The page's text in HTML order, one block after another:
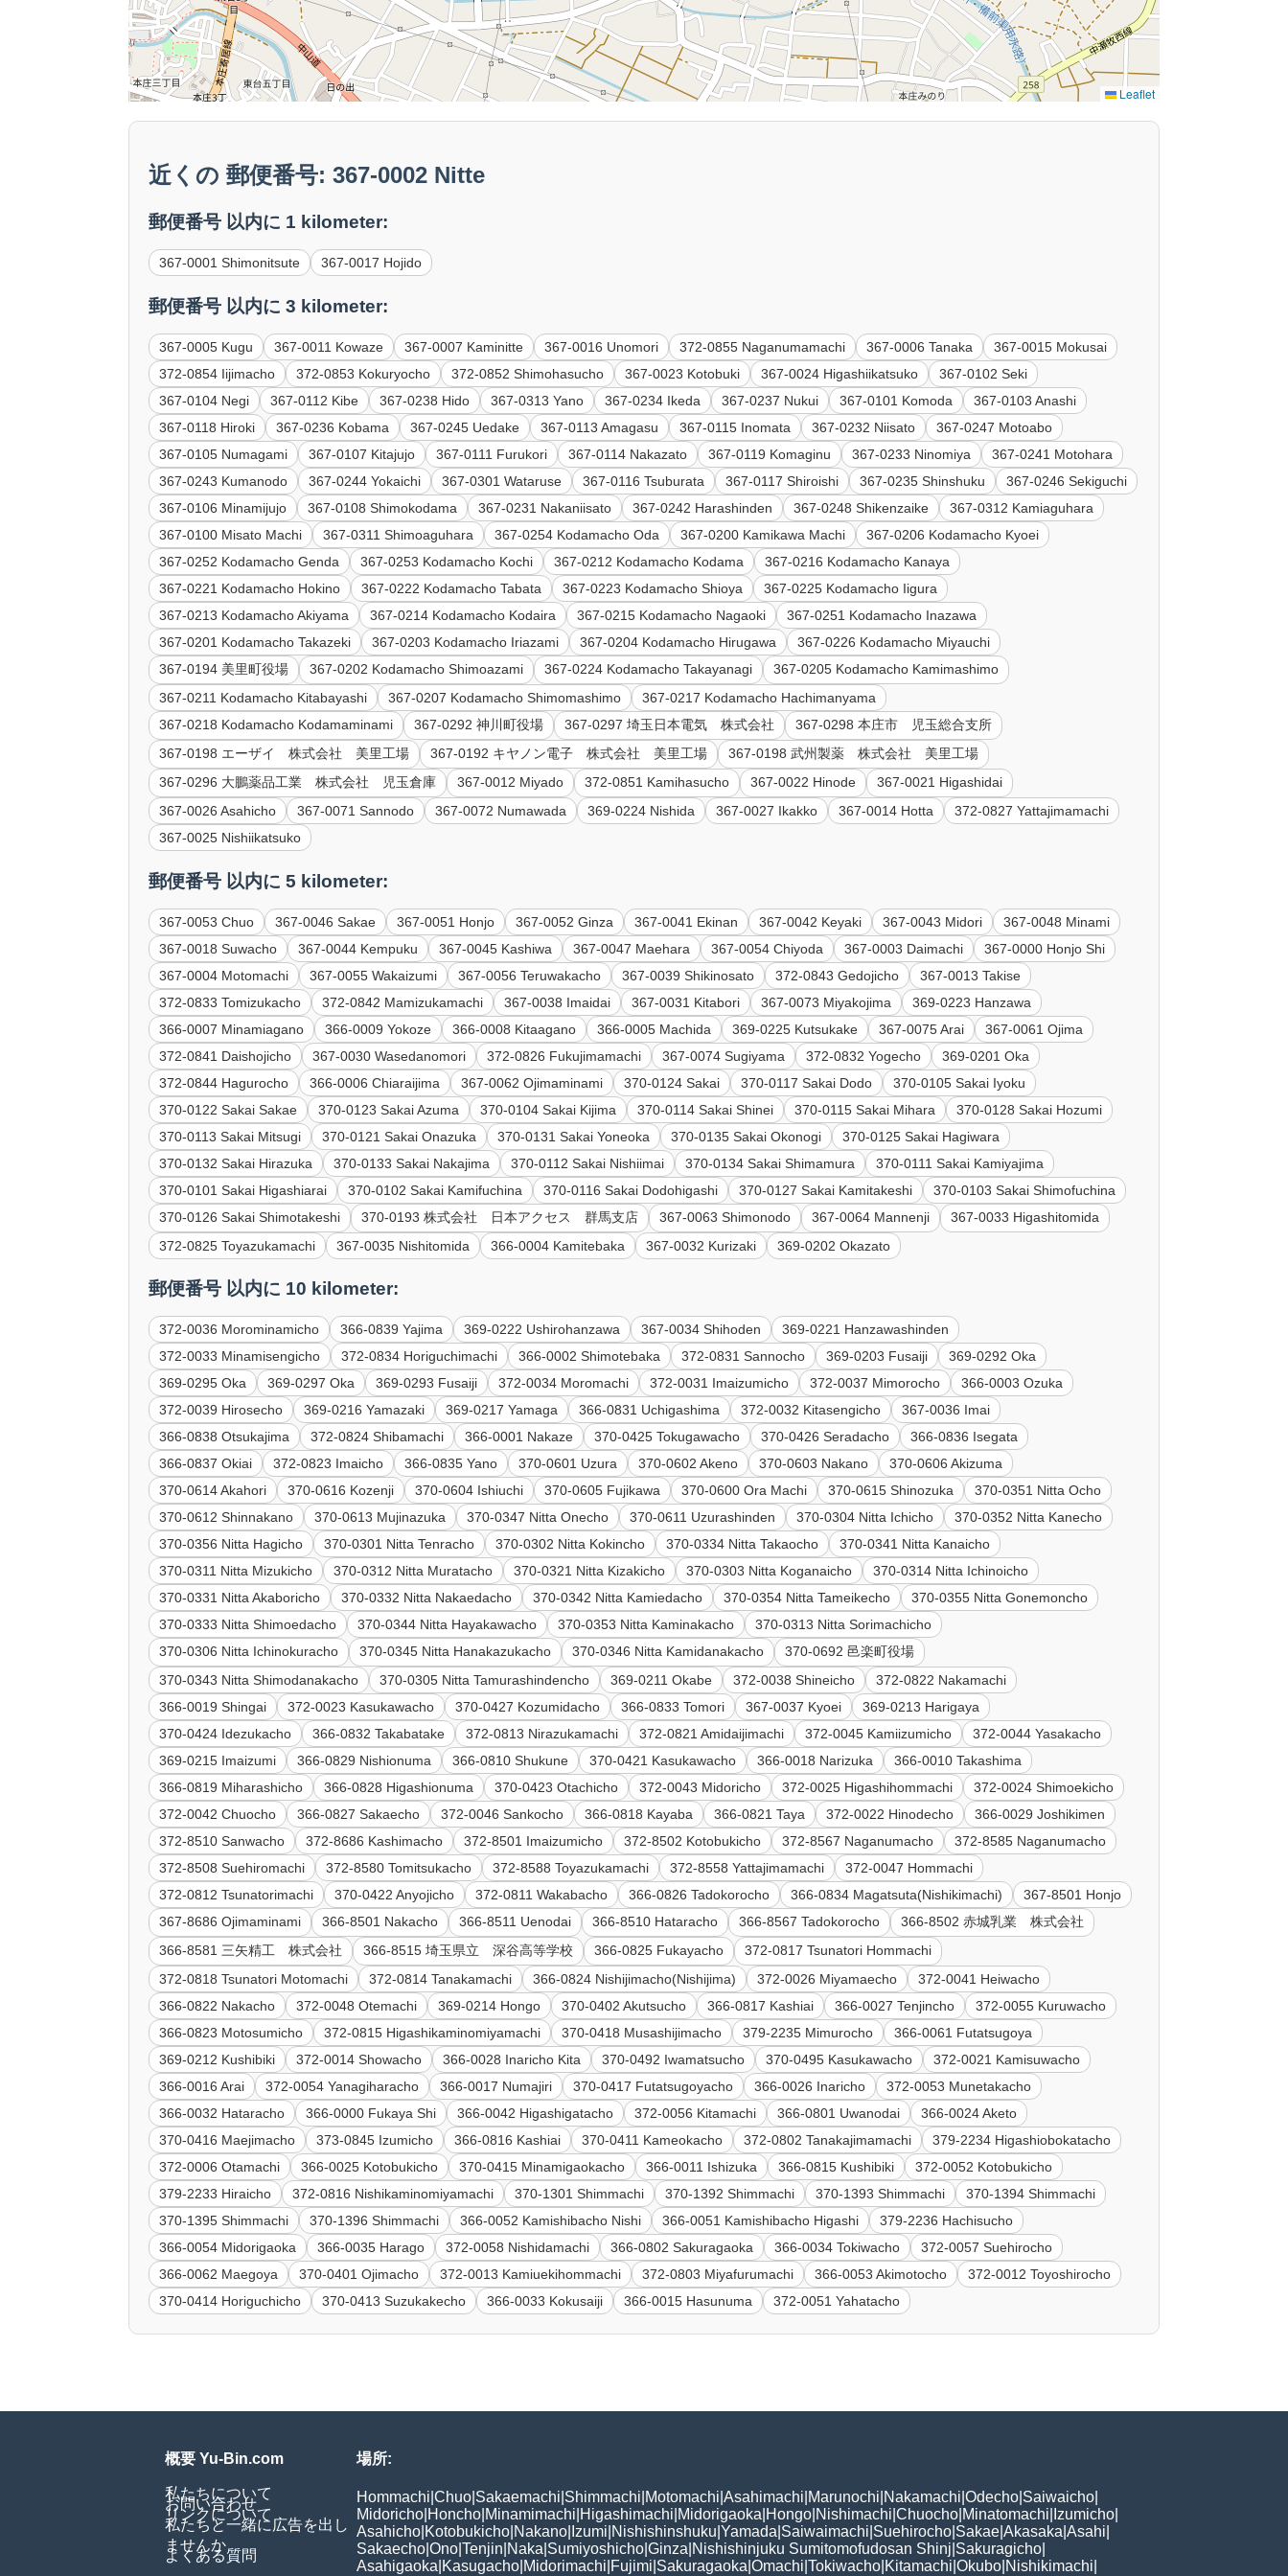
Leaflet
近くの 郵便番号: 367-0002 Nitte
郵便番号 以内に 1 kilometer:
367-0001 Shimonitsute 367-0017 Hojido
郵便番号 以内に 3 kilometer:
367-0005 Kugu 367-0011 Kowaze 367-0007 Kaminitte 367-0016 Unomori 372-0855 Naganumamachi 367-0006 Tanaka
367-0015 Mokusai
372-0854 Iijimacho
372-0853 Kokuryocho 372-0852 Shimohasucho 367-0023 Kotobuki 367-0024 Higashiikatsuko
367-0102 Seki
367-0104 Negi
367-0112 Kibe 367-0238 Hido 367-0313 Yano 367-0234 Ikeda 367-0237 Nukui 367-0101 Komoda
367-0103 Anashi
367-0118 Hiroki
367-0236 Kobama 367-0245 Uedake 367-0113 Amagasu 367-0115 Inomata 367-0232 Niisato
367-0247 Motoabo
367-0105 Numagami
367-0107 Kitajujo 367-0111 Furukori 367-0114 Nakazato 367-0119 Komaginu 367-0233 Ninomiya
367-0241 Motohara
367-0243 Kumanodo
367-0244 Yokaichi 367-0301 Wataruse 367-0116 Tsuburata 367-0117 Shiroishi 367-0235 Shinshuku
367-0246 Sekiguchi
367-0106 Minamijujo
367-0108 Shimokodama 367-0231 Nakaniisato 367-0242 Harashinden 367-0248 Shikenzaike
367-0312 Kamiaguhara
367-0100 Misato Machi
367-0311 Shimoaguhara 367-0254 Kodamacho Oda 367-0200 Kamikawa Machi
367-0206 Kodamacho Kyoei
367-0252 Kodamacho Genda
367-0253 Kodamacho Kochi 367-0212 Kodamacho Kodama
367-0216 Kodamacho Kanaya
367-0221 Kodamacho Hokino
367-0222 Kodamacho Tabata 367-0223 Kodamacho Shioya
367-0225 Kodamacho Iigura
367-0213 Kodamacho Akiyama
367-0214 Kodamacho Kodaira 367-0215 Kodamacho Nagaoki
367-0251 Kodamacho Inazawa
367-0201 Kodamacho Takazeki
367-0203 Kodamacho Iriazami 367-0204 Kodamacho Hirugawa
367-0226 Kodamacho Miyauchi
367-0194 美里町役場
367-0202 Kodamacho Shimoazami 367-0224 Kodamacho Takayanagi
367-0205 Kodamacho Kamimashimo
367-0211 Kodamacho Kitabayashi
367-0207 Kodamacho Shimomashimo
367-0217 Kodamacho Hachimanyama
367-0218 Kodamacho Kodamaminami
367-0292 神川町役場 367-0297 埼玉日本電気 株式会社
367-0298 本庄市 児玉総合支所
367-0198 エーザイ 株式会社 美里工場
367-0192 キヤノン電子 株式会社 美里工場
367-0198 武州製薬 株式会社 美里工場
367-0296 大鵬薬品工業 株式会社 児玉倉庫
367-0012 Miyado 372-0851 Kamihasucho 367-0022 Hinode
367-0021 Higashidai
367-0026 Asahicho
367-0071 Sannodo 367-0072 Numawada 369-0224 Nishida 367-0027 Ikakko 367-0014 Hotta
372-0827 Yattajimamachi
367-0025 Nishiikatsuko
郵便番号 以内に 5 kilometer:
367-0053 Chuo 367-0046 Sakae 367-0051 Honjo 367-0052 Ginza 367-0041 Ekinan 367-0042 Keyaki 367-0043 Midori
367-0048 Minami
367-0018 Suwacho
367-0044 Kempuku 367-0045 Kashiwa 367-0047 Maehara 367-0054 Chiyoda 367-0003 Daimachi
367-0000 Honjo Shi
367-0004 Motomachi
367-0055 Wakaizumi 367-0056 Teruwakacho 367-0039 Shikinosato 372-0843 Gedojicho
367-0013 Takise
372-0833 Tomizukacho
372-0842 Mamizukamachi 367-0038 Imaidai 367-0031 Kitabori 367-0073 Miyakojima
369-0223 Hanzawa
366-0007 Minamiagano
366-0009 Yokoze 366-0008 Kitaagano 366-0005 Machida 369-0225 Kutsukake 367-0075 Arai
367-0061 Ojima
372-0841 Daishojicho
367-0030 Wasedanomori 372-0826 Fukujimamachi 367-0074 Sugiyama 372-0832 Yogecho
369-0201 Oka
372-0844 Hagurocho
366-0006 Chiaraijima 367-0062 Ojimaminami 370-0124 Sakai 370-0117 Sakai Dodo
370-0105 Sakai Iyoku
370-0122 Sakai Sakae
370-0123 Sakai Azuma 370-0104 Sakai Kijima 370-0114 Sakai Shinei 370-0115 Sakai Mihara
370-0128 Sakai Hozumi
370-0113 Sakai Mitsugi
370-0121 Sakai Onazuka 370-0131 Sakai Yoneoka 370-0135 Sakai Okonogi
370-0125 Sakai Hagiwara
370-0132 Sakai Hirazuka
370-0133 Sakai Nakajima 370-0112 Sakai Nishiimai 370-0134 Sakai Shimamura
370-0111 Sakai Kamiyajima
370-0101 Sakai Higashiarai
370-0102 Sakai Kamifuchina 370-0116 Sakai Dodohigashi 370-0127 Sakai Kamitakeshi
370-0103 Sakai Shimofuchina
370-0126 Sakai Shimotakeshi
370-0193 株式会社 日本アクセス 群馬支店 367-0063 Shimonodo 367-0064 Mannenji
367-0033 Higashitomida
372-0825 Toyazukamachi
367-0035 Nishitomida 366-0004 Kamitebaka 367-0032 Kurizaki 369-0202 Okazato
郵便番号 以内に 10 kilometer:
372-0036 Morominamicho 366-0839 Yajima 369-0222 Ushirohanzawa 367-0034 Shihoden
369-0221 Hanzawashinden
372-0033 Minamisengicho
372-0834 Horiguchimachi 366-0002 Shimotebaka 372-0831 Sannocho 369-0203 Fusaiji
369-0292 Oka
369-0295 Oka
369-0297 Oka 369-0293 Fusaiji 372-0034 Moromachi 372-0031 Imaizumicho 372-0037 Mimorocho
366-0003 Ozuka
372-0039 Hirosecho
369-0216 Yamazaki 369-0217 Yamaga 366-0831 Uchigashima 372-0032 Kitasengicho
367-0036 Imai
366-0838 Otsukajima
372-0824 Shibamachi 366-0001 Nakaze 370-0425 Tokugawacho 370-0426 Seradacho
366-0836 Isegata
366-0837 Okiai
372-0823 Imaicho 366-0835 Yano 370-0601 Uzura 370-0602 Akeno 370-0603 Nakano
370-0606 Akizuma
370-0614 Akahori
370-0616 Kozenji 370-0604 Ishiuchi 370-0605 Fujikawa 370-0600 Ora Machi 370-0615 Shinozuka
370-0351 Nitta Ocho
370-0612 Shinnakano
370-0613 Mujinazuka 370-0347 Nitta Onecho 370-0611 Uzurashinden 370-0304 Nitta Ichicho
370-0352 Nitta Kanecho
370-0356 Nitta Hagicho
370-0301 Nitta Tenracho 370-0302 Nitta Kokincho 370-0334 Nitta Takaocho
370-0341 Nitta Kanaicho
370-0311 Nitta Mizukicho
370-0312 Nitta Muratacho 370-0321 Nitta Kizakicho 370-0303 Nitta Koganaicho
370-0314 Nitta Ichinoicho
370-0331 Nitta Akaboricho
370-0332 Nitta Nakaedacho 370-0342 Nitta Kamiedacho 370-0354 Nitta Tameikecho
370-0355 Nitta Gonemoncho
370-0333 Nitta Shimoedacho
370-0344 Nitta Hayakawacho 370-0353 Nitta Kaminakacho
370-0313 Nitta Sorimachicho
370-0306 Nitta Ichinokuracho
370-0345 Nitta Hanakazukacho 370-0346 Nitta Kamidanakacho
370-0692 邑楽町役場
370-0343 Nitta Shimodanakacho
370-0305 Nitta Tamurashindencho 369-0211 Okabe 372-0038 Shineicho
372-0822 Nakamachi
366-0019 Shingai
372-0023 Kasukawacho 370-0427 Kozumidacho 366-0833 Tomori 367-0037 Kyoei
369-0213 Harigaya
370-0424 Idezukacho
366-0832 Takabatake 372-0813 Nirazukamachi 372-0821 Amidaijimachi 372-0045 Kamiizumicho
372-0044 Yasakacho
369-0215 Imaizumi
366-0829 Nishionuma 366-0810 Shukune 370-0421 Kasukawacho 366-0018 Narizuka
366-0010 Takashima
366-0819 Miharashicho
366-0828 Higashionuma 370-0423 Otachicho 372-0043 Midoricho 372-0025 Higashihommachi
372-0024 Shimoekicho
372-0042 Chuocho
366-0827 Sakaecho 372-0046 Sankocho 366-0818 Kayaba 366-0821 Taya 372-0022 Hinodecho
366-0029 Joshikimen
372-8510 Sanwacho
372-8686 Kashimacho 372-8501 Imaizumicho 372-8502 Kotobukicho 372-8567 Naganumacho
372-8585 Naganumacho
372-8508 Suehiromachi
372-8580 Tomitsukacho 372-8588 Toyazukamachi 372-8558 Yattajimamachi
372-0047 Hommachi
372-0812 Tsunatorimachi
370-0422 Anyojicho 372-0811 Wakabacho 366-0826 Tadokorocho 366-0834 Magatsuta(Nishikimachi)
367-8501 Honjo
367-8686 Ojimaminami
366-8501 Nakacho 366-8511 Uenodai 366-8510 Hataracho 366-8567 Tadokorocho
366-8502 赤城乳業 株式会社
366-8581 三矢精工 株式会社
366-8515 埼玉県立 深谷高等学校 366-0825 Fukayacho
372-0817 Tsunatori Hommachi
372-0818 Tsunatori Motomachi
372-0814 Tanakamachi 366-0824 Nishijimacho(Nishijima) 372-0026 Miyamaecho
372-0041 Heiwacho
366-0822 Nakacho
372-0048 Otemachi 369-0214 Hongo 370-0402 Akutsucho 366-0817 Kashiai 366-0027 Tenjincho
372-0055 Kuruwacho
366-0823 Motosumicho
372-0815 Higashikaminomiyamachi 370-0418 Musashijimacho 379-2235 Mimurocho
366-0061 Futatsugoya
369-0212 Kushibiki
372-0014 Showacho 366-0028 Inaricho Kita 370-0492 Iwamatsucho 370-0495 Kasukawacho
372-0021 Kamisuwacho
366-0016 Arai
372-0054 Yanagiharacho 366-0017 Numajiri 370-0417 Futatsugoyacho 366-0026 Inaricho
372-0053 Munetakacho
366-0032 Hataracho
366-0000 Fukaya Shi 366-0042 Higashigatacho 372-0056 Kitamachi 366-0801 Uwanodai
366-0024 Aketo
370-0416 Maejimacho
373-0845 Izumicho 366-0816 Kashiai 370-0411 Kameokacho 372-0802 Tanakajimamachi
379-2234 Higashiobokatacho
372-0006 Otamachi
366-0025 Kotobukicho 370-0415 Minamigaokacho 366-0011 Ishizuka 366-0815 Kushibiki
372-0052 Kotobukicho
379-2233 Hiraicho
372-0816 Nishikaminomiyamachi 370-1301 Shimmachi 370-1392 Shimmachi 370-1393 Shimmachi
370-1394 Shimmachi
370-1395 Shimmachi
370-1396 Shimmachi 366-0052 Kamishibacho Nishi 366-0051 Kamishibacho Higashi
379-2236 Hachisucho
366-0054 Midorigaoka
366-0035 Harago 372-0058 Nishidamachi 366-0802 Sakuragaoka 366-0034 Tokiwacho
372-0057 Suehirocho
366-0062 Maegoya
370-0401 Ojimacho 372-0013 Kamiuekihommachi 372-0803 Miyafurumachi 366-0053 Akimotocho
372-0012 Toyoshirocho
370-0414 Horiguchicho
370-0413 Suzukakecho 366-0033 Kokusaiji 366-0015 Hasunuma 372-0051 Yahatacho
概要 Yu-Bin.com
私たちについて
お問い合わせ
リンクについて
私たちと一緒に広告を出し
ませんか
よくある質問
場所:
Hommachi Chuo Sakaemachi Shimmachi Motomachi Asahimachi Marunochi Nakamachi Odecho Saiwaicho
Midoricho Honcho Minamimachi Higashimachi Midorigaoka Hongo Nishimachi Chuocho Minatomachi Izumicho
Asahicho Kotobukicho Nakano Izumi Nishishinshuku Yamada Saiwaimachi Suehirocho Sakae Akasaka Asahi
Sakaecho Ono Tenjin Naka Sumiyoshicho Ginza Nishishinjuku Sumitomofudosan Shinj Sakuragicho
Asahigaoka Kasugacho Midorimachi Fujimi Sakuragaoka Omachi Tokiwacho Kitamachi Okubo Nishikimachi